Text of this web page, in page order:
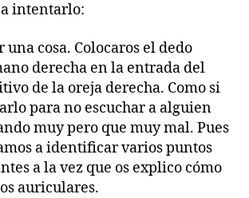
intentarlo:
una cosa. Colocaros el dedo
derecha en la entrada del
de la oreja derecha. Como si
para no escuchar a alguien
muy pero que muy mal. Pues
a identificar varios puntos
a la vez que os explico cómo
auriculares.